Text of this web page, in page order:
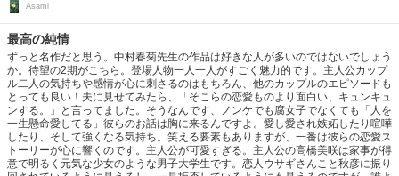
Asami
最高の純情
ずっと名作だと思う。中村春菊先生の作品は好きな人が多いのではないでしょう
か。待望の2期がこちら。登場人物一人一人がすごく魅力的です。主人公カップ
ル二人の気持ちや感情が心に刺さるのはもちろん、他のカップルのエピソードも
とっても良い！夫に見せてみたら、「そこらの恋愛ものより面白い、キュンキュ
ンする。」と言ってました。そうなんです、ノンケでも腐女子でなくても「人を
一生懸命愛してる」彼らのお話は胸に来るんですよ。愛し愛され嫉妬したり喧嘩
したり、そして強くなる気持ち。笑える要素もありますが、一番は彼らの恋愛ス
トーリーが心に響くのです。主人公が可愛すぎる。主人公の高橋美咲は家事が得
意で明るく元気な少女のような男子大学生です。恋人ウサギさんこと秋彦に振り